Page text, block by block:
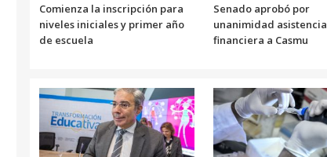
Comienza la inscripción para
niveles iniciales y primer año
de escuela
Senado aprobó por
unanimidad asistencia
financiera a Casmu